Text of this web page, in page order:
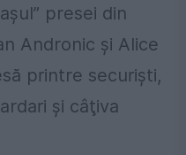
presei din
Andronic şi Alice
printre securişti,
şi câţiva